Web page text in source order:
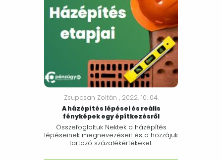
Zsupcsan Zoltán , 2022. 10. 04.
A házépítés lépései és reális
fényképek egy építkezésről
Összefoglaltuk Nektek a házépítés
lépéseinek megnevezéseit és a hozzájuk
tartozó százalékértékeket.